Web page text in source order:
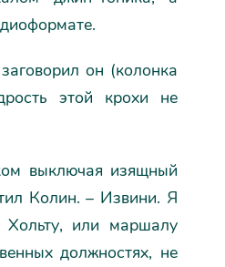
он (колонка
этой крохи не
выключая изящный
Колин. – Извини. Я
Хольту, или маршалу
должностях, не